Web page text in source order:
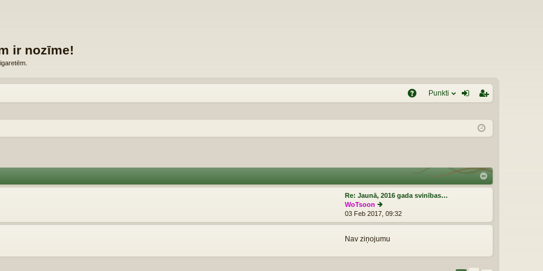
ir nozīme!
S
Punkti
s
ist
s
Re: Jaunā, 2016 gada svinības…
WoTsoon
p
s
at
03 Feb 2017, 09:32
Nav ziņojumu